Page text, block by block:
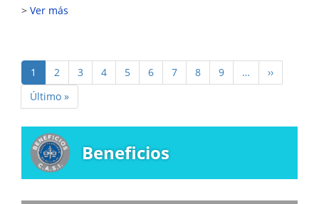
Ver más
Paginación
Página
actual
1 Page
2 Page
3 Page
4 Page
5 Page
6 Page
7 Page
8 Page
9 …
Siguiente
página
››
Última
página
Último »
Beneficios